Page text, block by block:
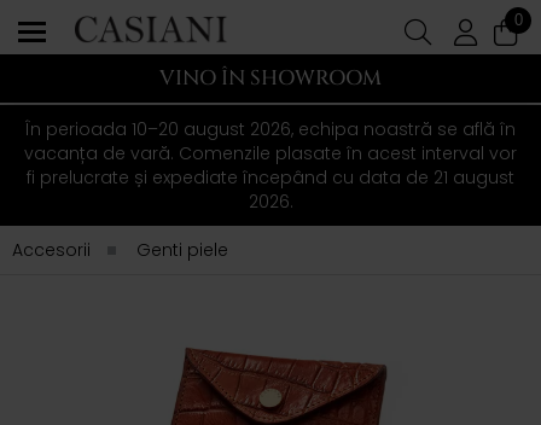
0
VINO ÎN SHOWROOM
În perioada 10–20 august 2026, echipa noastră se află în
vacanța de vară. Comenzile plasate în acest interval vor
fi prelucrate și expediate începând cu data de 21 august
2026.
Accesorii
Genti piele